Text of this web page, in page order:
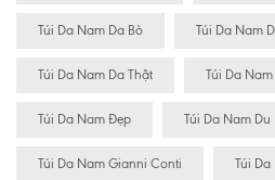
Túi Da Nam Da Bò Túi Da Nam
Túi Da Nam Da Thật Túi Da
Túi Da Nam Đẹp Túi Da Nam Du
Túi Da Nam Gianni Conti Túi Da